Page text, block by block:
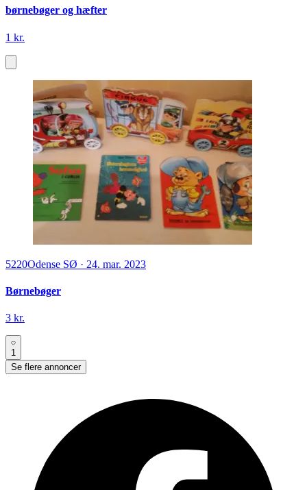
børnebøger og hæfter
1 kr.
5220Odense SØ · 24. mar. 2023
Børnebøger
3 kr.
1
Se flere annoncer